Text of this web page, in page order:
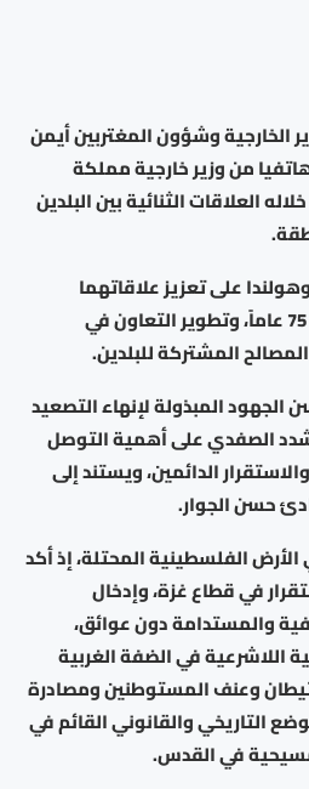
الخارجية وشؤون المغتربين أيمن
من وزير خارجية مملكة
العلاقات الثنائية بين البلدين
على تعزيز علاقاتهما
الاستراتيجية الممتدة منذ 75 عاماً، وتطوير التعاون في
المشتركة للبلدين.
المبذولة لإنهاء التصعيد
الصفدي على أهمية التوصل
الدائمين، ويستند إلى
حسن الجوار.
الفلسطينية المحتلة، إذ أكد
في قطاع غزة، وإدخال
والمستدامة دون عوائق،
اللاشرعية في الضفة الغربية
وعنف المستوطنين ومصادرة
التاريخي والقانوني القائم في
في القدس.